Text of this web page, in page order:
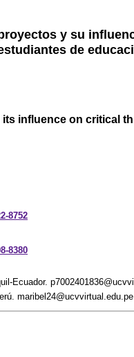
y su
de
its influence on critical
8752
8380
Ecuador.
maribel24@ucvvirtual.edu.pe